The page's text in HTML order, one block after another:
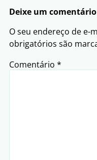
Deixe um comentário
O seu endereço de e-
obrigatórios são
Comentário *